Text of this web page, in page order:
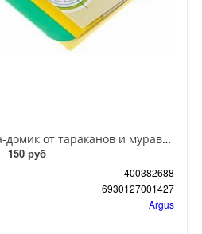
Argus Клеевая ловушка-домик от тараканов и муравьев
150 руб
400382688
6930127001427
Argus